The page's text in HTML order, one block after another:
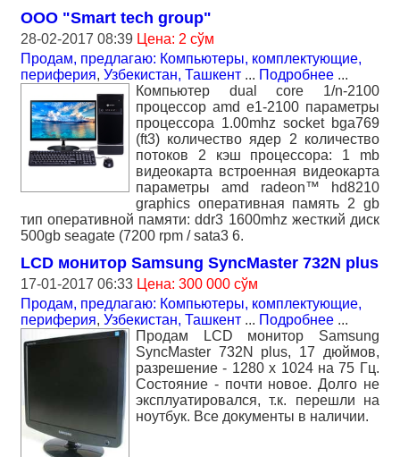
OOO "Smart tech group"
28-02-2017 08:39 Цена: 2 сўм
Продам, предлагаю: Компьютеры, комплектующие,
периферия, Узбекистан, Ташкент ... Подробнее ...
Компьютер dual core 1/n-2100
процессор amd e1-2100 параметры
процессора 1.00mhz socket bga769
(ft3) количество ядер 2 количество
потоков 2 кэш процессора: 1 mb
видеокарта встроенная видеокарта
параметры amd radeon™ hd8210
graphics оперативная память 2 gb
тип оперативной памяти: ddr3 1600mhz жесткий диск
500gb seagate (7200 rpm / sata3 6.
LCD монитор Samsung SyncMaster 732N plus
17-01-2017 06:33 Цена: 300 000 сўм
Продам, предлагаю: Компьютеры, комплектующие,
периферия, Узбекистан, Ташкент ... Подробнее ...
Продам LCD монитор Samsung
SyncMaster 732N plus, 17 дюймов,
разрешение - 1280 x 1024 на 75 Гц.
Состояние - почти новое. Долго не
эксплуатировался, т.к. перешли на
ноутбук. Все документы в наличии.